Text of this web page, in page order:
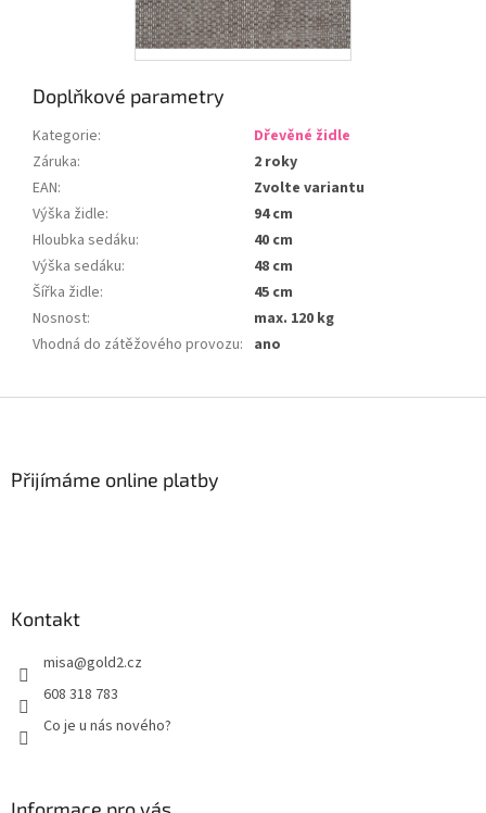
Doplňkové parametry
Kategorie:
Dřevěné židle
Záruka:
2 roky
EAN:
Zvolte variantu
Výška židle:
94 cm
Hloubka sedáku:
40 cm
Výška sedáku:
48 cm
Šířka židle:
45 cm
Nosnost:
max. 120 kg
Vhodná do zátěžového provozu: ano
Přijímáme online platby
Kontakt
misa@gold2.cz
608 318 783
Co je u nás nového?